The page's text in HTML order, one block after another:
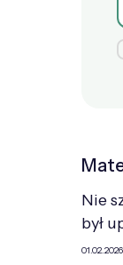
Nie
był
01.02.2026